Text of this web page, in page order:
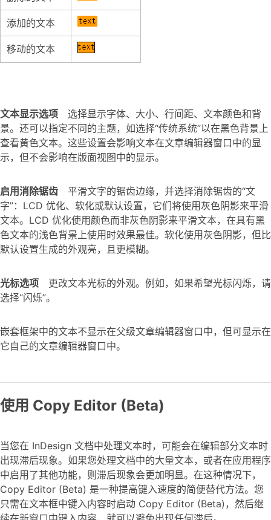
添加的文本
移动的文本
文本显示选项
选择显示字体、大小、行间距、文本颜色和背
景。还可以指定不同的主题，如选择“传统系统”以在黑色背景上
查看黄色文本。这些设置会影响文本在文章编辑器窗口中的显
示，但不会影响在版面视图中的显示。
启用消除锯齿
平滑文字的锯齿边缘，并选择消除锯齿的“文
字”：LCD 优化、软化或默认设置，它们将使用灰色阴影来平滑
文本。LCD 优化使用颜色而非灰色阴影来平滑文本，在具有黑
色文本的浅色背景上使用时效果最佳。软化使用灰色阴影，但比
默认设置生成的外观亮，且更模糊。
光标选项
更改文本光标的外观。例如，如果希望光标闪烁，请
选择“闪烁”。
嵌套框架中的文本不显示在父级文章编辑器窗口中，但可显示在
它自己的文章编辑器窗口中。
使用 Copy Editor (Beta)
当您在 InDesign 文档中处理文本时，可能会在编辑部分文本时
出现滞后现象。如果您处理文档中的大量文本，或者在应用程序
中启用了其他功能，则滞后现象会更加明显。在这种情况下，
Copy Editor (Beta) 是一种提高键入速度的简便替代方法。您
只需在文本框中键入内容时启动 Copy Editor (Beta)，然后继